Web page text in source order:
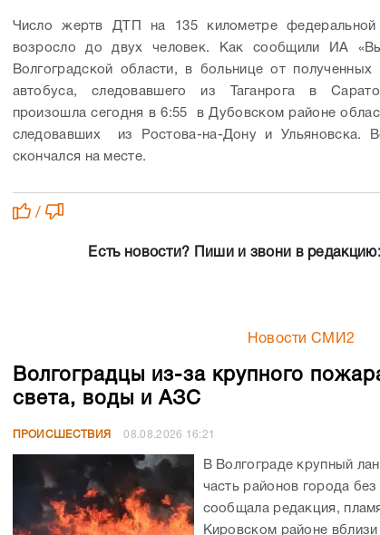
Число жертв ДТП на 135 километре федеральной
возросло до двух человек. Как сообщили ИА
Волгоградской области, в больнице от
автобуса, следовавшего из Таганрога в
произошла сегодня в 6:55 в Дубовском районе
следовавших из Ростова-на-Дону и Ульяновска.
скончался на месте.
/
Есть новости? Пиши и звони в
Новости СМИ2
Волгоградцы из-за крупного
света, воды и АЗС
ПРОИСШЕСТВИЯ 08.08.2026 16:21
В Волгограде крупный
часть районов города
сообщала редакция,
Кировском районе